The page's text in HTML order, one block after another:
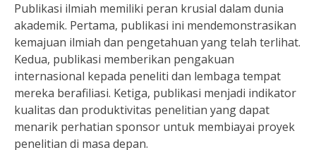
Publikasi ilmiah memiliki peran krusial dalam dunia
akademik. Pertama, publikasi ini mendemonstrasikan
kemajuan ilmiah dan pengetahuan yang telah terlihat.
Kedua, publikasi memberikan pengakuan
internasional kepada peneliti dan lembaga tempat
mereka berafiliasi. Ketiga, publikasi menjadi indikator
kualitas dan produktivitas penelitian yang dapat
menarik perhatian sponsor untuk membiayai proyek
penelitian di masa depan.